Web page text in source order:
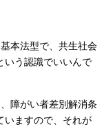
本法型で、共生社会
いう認識でいいんで
障がい者差別解消条
いますので、それが